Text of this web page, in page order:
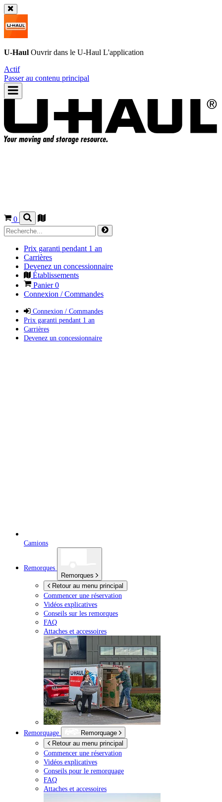
U-Haul Ouvrir dans le U-Haul L'application
Actif
Passer au contenu principal
0
Prix garanti pendant 1 an
Carrières
Devenez un concessionnaire
Établissements
Panier0
Connexion / Commandes
Connexion / Commandes
Prix garanti pendant 1 an
Carrières
Devenez un concessionnaire
Camions
Remorques
Remorques
Retour au menu principal
Commencer une réservation
Vidéos explicatives
Conseils sur les remorques
FAQ
Attaches et accessoires
Remorquage
Remorquage
Retour au menu principal
Commencer une réservation
Vidéos explicatives
Conseils pour le remorquage
FAQ
Attaches et accessoires